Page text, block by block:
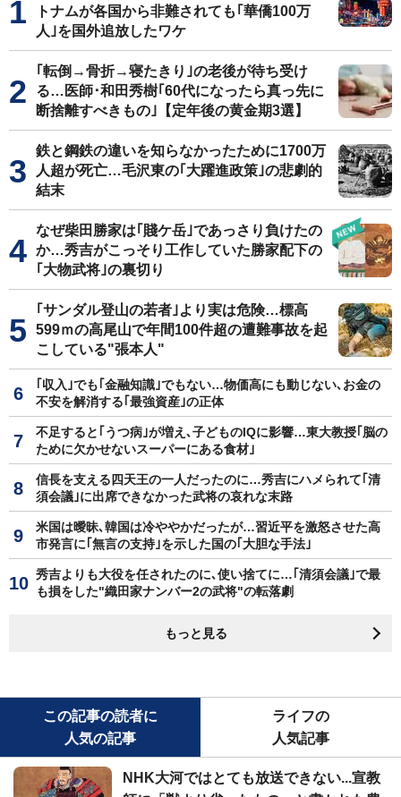
トナムが各国から非難されても｢華僑100万
人｣を国外追放したワケ
｢転倒→骨折→寝たきり｣の老後が待ち受け
る…医師･和田秀樹｢60代になったら真っ先に
断捨離すべきもの｣【定年後の黄金期3選】
鉄と鋼鉄の違いを知らなかったために1700万
人超が死亡…毛沢東の｢大躍進政策｣の悲劇的
結末
なぜ柴田勝家は｢賤ケ岳｣であっさり負けたの
か…秀吉がこっそり工作していた勝家配下の
｢大物武将｣の裏切り
｢サンダル登山の若者｣より実は危険…標高
599ｍの高尾山で年間100件超の遭難事故を起
こしている"張本人"
｢収入｣でも｢金融知識｣でもない…物価高にも動じない､お金の
不安を解消する｢最強資産｣の正体
不足すると｢うつ病｣が増え､子どものIQに影響…東大教授｢脳の
ために欠かせないスーパーにある食材｣
信長を支える四天王の一人だったのに…秀吉にハメられて｢清
須会議｣に出席できなかった武将の哀れな末路
米国は曖昧､韓国は冷ややかだったが…習近平を激怒させた高
市発言に｢無言の支持｣を示した国の｢大胆な手法｣
秀吉よりも大役を任されたのに､使い捨てに…｢清須会議｣で最
も損をした"織田家ナンバー2の武将"の転落劇
もっと見る
この記事の読者に
人気の記事
ライフの
人気記事
NHK大河ではとても放送できない...宣教